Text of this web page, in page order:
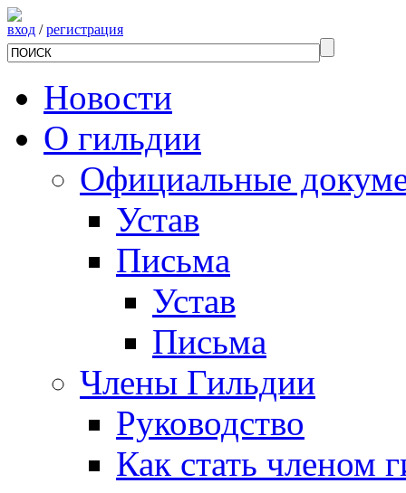
вход /регистрация
Новости
О гильдии
Официальные
Устав
Письма
Устав
Письма
Члены Гильдии
Руководство
Как стать членом